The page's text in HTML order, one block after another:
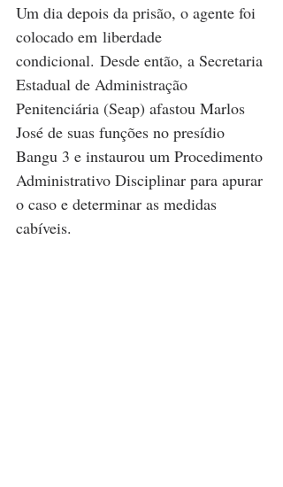
Um dia depois da prisão, o agente foi
colocado em liberdade
condicional. Desde então, a Secretaria
Estadual de Administração
Penitenciária (Seap) afastou Marlos
José de suas funções no presídio
Bangu 3 e instaurou um Procedimento
Administrativo Disciplinar para apurar
o caso e determinar as medidas
cabíveis.